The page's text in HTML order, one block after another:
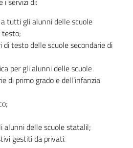
tutti gli alunni delle scuole
testo;
di testo delle scuole secondarie di
per gli alunni delle scuole
di primo grado e dell’infanzia
alunni delle scuole statalil;
gestiti da privati.